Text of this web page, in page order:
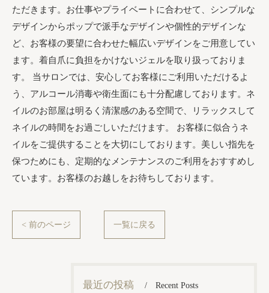
ただきます。お仕事やプライベートに合わせて、シンプルな
デザインからポップで派手なデザインや個性的デザインな
ど、お客様の要望に合わせた幅広いデザインをご用意してい
ます。着自爪に負担をかけないジェルを取り扱っておりま
す。 当サロンでは、安心してお客様にご利用いただけるよ
う、アルコール消毒や衛生面にも十分配慮しております。ネ
イルのお部屋は明るく清潔感のある空間で、リラックスして
ネイルの時間をお過ごしいただけます。 お客様に似合うネ
イルをご提供することを大切にしております。美しい指先を
保つためにも、定期的なメンテナンスのご利用をおすすめし
ています。お客様のお越しをお待ちしております。
< 前のページ 一覧に戻る
最近の投稿 Recent Posts